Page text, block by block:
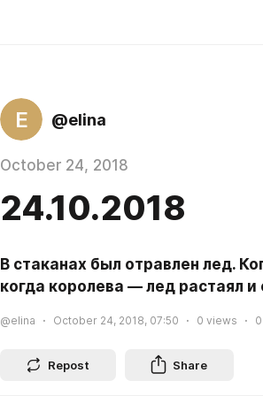
E @elina
October 24, 2018
24.10.2018
В стаканах был отравлен лед.
когда королева — лед растаял и
@elina October 24, 2018, 07:50 0 views 0
Repost Share